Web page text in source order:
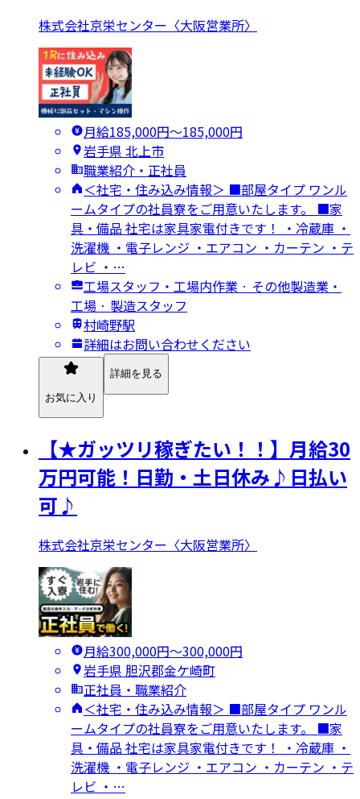
株式会社京栄センター〈大阪営業所〉
月給185,000円〜185,000円
岩手県 北上市
職業紹介・正社員
＜社宅・住み込み情報＞ ■部屋タイプ ワンル
ームタイプの社員寮をご用意いたします。 ■家
具・備品 社宅は家具家電付きです！ ・冷蔵庫 ・
洗濯機 ・電子レンジ ・エアコン ・カーテン ・テ
レビ ・…
工場スタッフ・工場内作業 · その他製造業・
工場 · 製造スタッフ
村崎野駅
詳細はお問い合わせください
お気に入り
詳細を見る
【★ガッツリ稼ぎたい！！】月給30
万円可能！日勤・土日休み♪日払い
可♪
株式会社京栄センター〈大阪営業所〉
月給300,000円〜300,000円
岩手県 胆沢郡金ケ崎町
正社員・職業紹介
＜社宅・住み込み情報＞ ■部屋タイプ ワンル
ームタイプの社員寮をご用意いたします。 ■家
具・備品 社宅は家具家電付きです！ ・冷蔵庫 ・
洗濯機 ・電子レンジ ・エアコン ・カーテン ・テ
レビ ・…